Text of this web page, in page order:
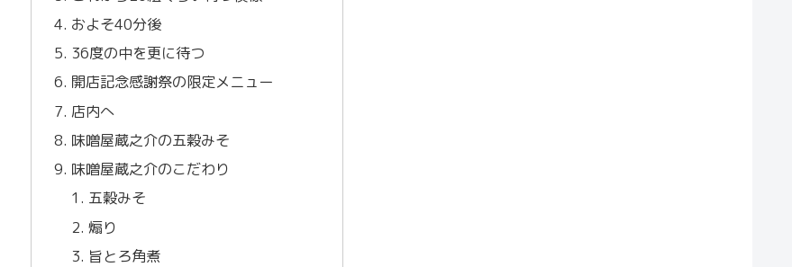
およそ40分後
36度の中を更に待つ
開店記念感謝祭の限定メニュー
店内へ
味噌屋蔵之介の五穀みそ
味噌屋蔵之介のこだわり
五穀みそ
煽り
旨とろ角煮